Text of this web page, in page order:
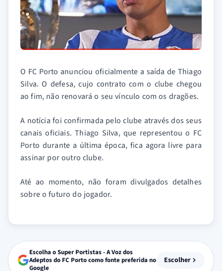
O FC Porto anunciou oficialmente a saída de Thiago
Silva. O defesa, cujo contrato com o clube chegou
ao fim, não renovará o seu vínculo com os dragões.
A notícia foi confirmada pelo clube através dos seus
canais oficiais. Thiago Silva, que representou o FC
Porto durante a última época, fica agora livre para
assinar por outro clube.
Até ao momento, não foram divulgados detalhes
sobre o futuro do jogador.
Escolha o Super Portistas - A Voz dos
Adeptos do FC Porto como fonte preferida no
Google
Escolher